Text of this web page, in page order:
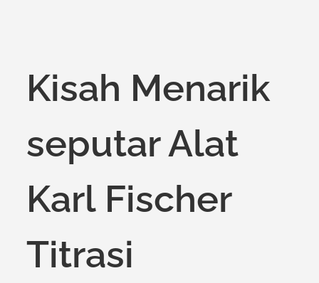
Kisah Menarik
seputar Alat
Karl Fischer
Titrasi